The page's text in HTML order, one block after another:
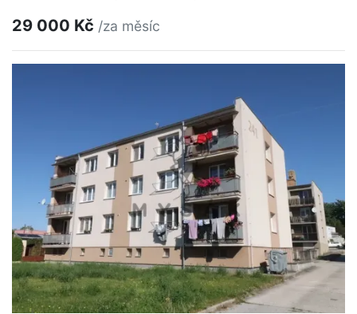
29 000 Kč /za měsíc